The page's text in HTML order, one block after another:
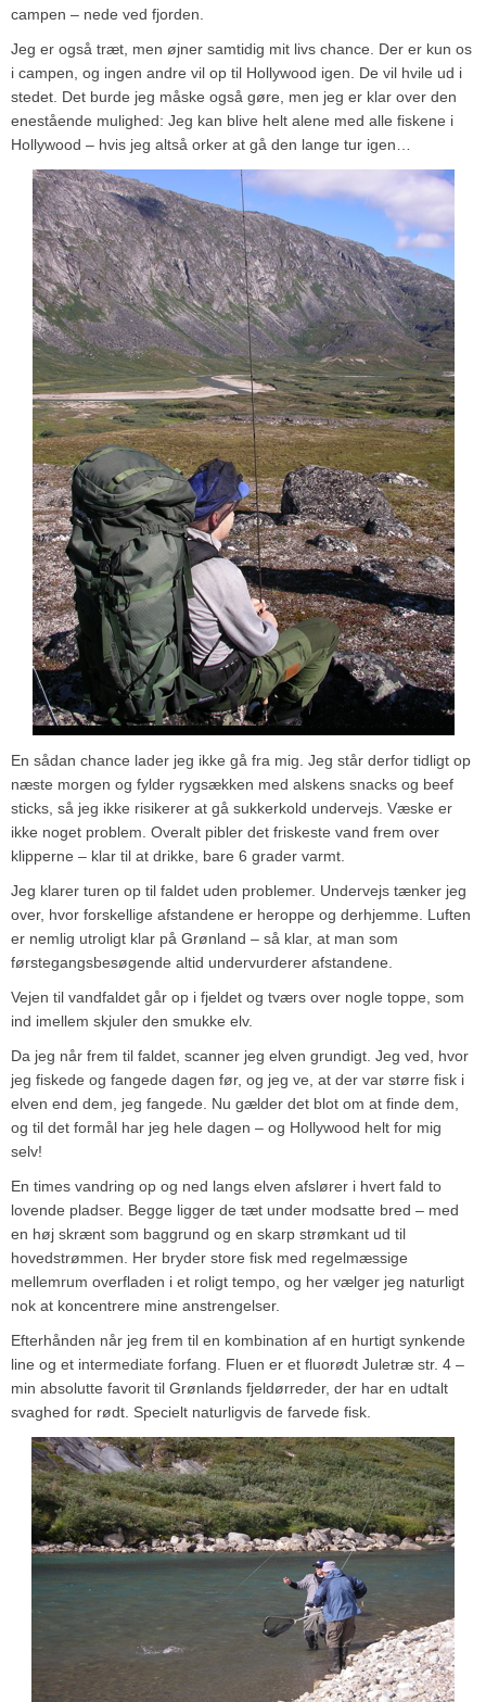
campen – nede ved fjorden.
Jeg er også træt, men øjner samtidig mit livs chance. Der er kun os
i campen, og ingen andre vil op til Hollywood igen. De vil hvile ud i
stedet. Det burde jeg måske også gøre, men jeg er klar over den
enestående mulighed: Jeg kan blive helt alene med alle fiskene i
Hollywood – hvis jeg altså orker at gå den lange tur igen…
En sådan chance lader jeg ikke gå fra mig. Jeg står derfor tidligt op
næste morgen og fylder rygsækken med alskens snacks og beef
sticks, så jeg ikke risikerer at gå sukkerkold undervejs. Væske er
ikke noget problem. Overalt pibler det friskeste vand frem over
klipperne – klar til at drikke, bare 6 grader varmt.
Jeg klarer turen op til faldet uden problemer. Undervejs tænker jeg
over, hvor forskellige afstandene er heroppe og derhjemme. Luften
er nemlig utroligt klar på Grønland – så klar, at man som
førstegangsbesøgende altid undervurderer afstandene.
Vejen til vandfaldet går op i fjeldet og tværs over nogle toppe, som
ind imellem skjuler den smukke elv.
Da jeg når frem til faldet, scanner jeg elven grundigt. Jeg ved, hvor
jeg fiskede og fangede dagen før, og jeg ve, at der var større fisk i
elven end dem, jeg fangede. Nu gælder det blot om at finde dem,
og til det formål har jeg hele dagen – og Hollywood helt for mig
selv!
En times vandring op og ned langs elven afslører i hvert fald to
lovende pladser. Begge ligger de tæt under modsatte bred – med
en høj skrænt som baggrund og en skarp strømkant ud til
hovedstrømmen. Her bryder store fisk med regelmæssige
mellemrum overfladen i et roligt tempo, og her vælger jeg naturligt
nok at koncentrere mine anstrengelser.
Efterhånden når jeg frem til en kombination af en hurtigt synkende
line og et intermediate forfang. Fluen er et fluorødt Juletræ str. 4 –
min absolutte favorit til Grønlands fjeldørreder, der har en udtalt
svaghed for rødt. Specielt naturligvis de farvede fisk.